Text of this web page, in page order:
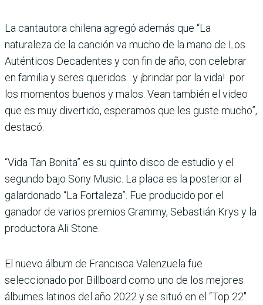
La cantautora chilena agregó además que “La
naturaleza de la canción va mucho de la mano de Los
Auténticos Decadentes y con fin de año, con celebrar
en familia y seres queridos…y ¡brindar por la vida! por
los momentos buenos y malos. Vean también el video
que es muy divertido, esperamos que les guste mucho”,
destacó.
“Vida Tan Bonita” es su quinto disco de estudio y el
segundo bajo Sony Music. La placa es la posterior al
galardonado “La Fortaleza”. Fue producido por el
ganador de varios premios Grammy, Sebastián Krys y la
productora Ali Stone.
El nuevo álbum de Francisca Valenzuela fue
seleccionado por Billboard como uno de los mejores
álbumes latinos del año 2022 y se situó en el “Top 22″